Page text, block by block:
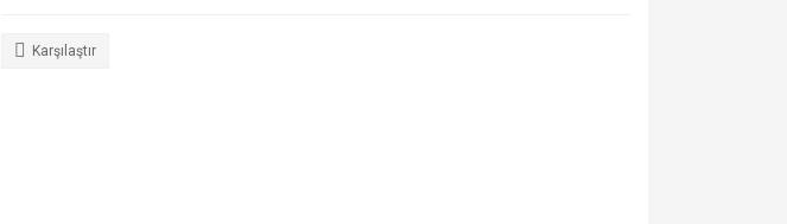
Karşılaştır